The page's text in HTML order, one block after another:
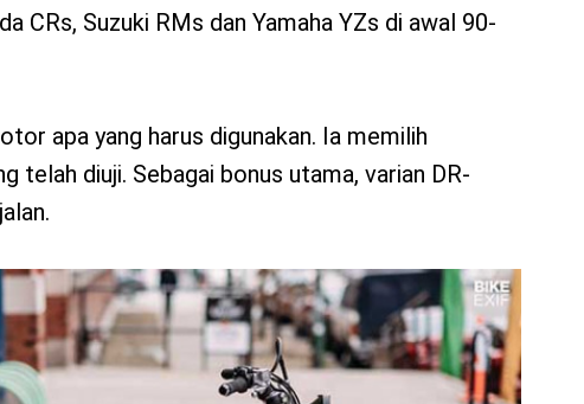
CRs, Suzuki RMs dan Yamaha YZs di awal 90-
apa yang harus digunakan. Ia memilih
telah diuji. Sebagai bonus utama, varian DR-